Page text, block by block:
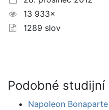
13 933×
1289 slov
Podobné
Napoleon